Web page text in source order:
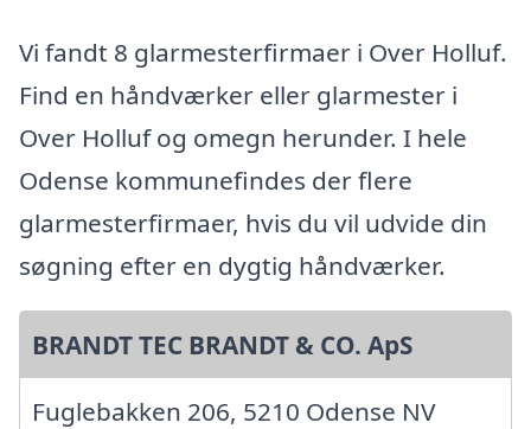
Vi fandt 8 glarmesterfirmaer i Over Holluf.
Find en håndværker eller glarmester i
Over Holluf og omegn herunder. I hele
Odense kommunefindes der flere
glarmesterfirmaer, hvis du vil udvide din
søgning efter en dygtig håndværker.
BRANDT TEC BRANDT & CO. ApS
Fuglebakken 206, 5210 Odense NV